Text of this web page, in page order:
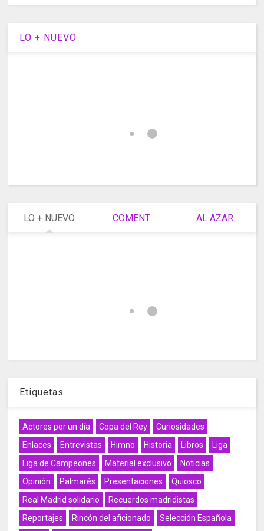
LO + NUEVO
LO + NUEVO COMENT. AL AZAR
Etiquetas
Actores por un día Copa del Rey
Curiosidades
Enlaces
Entrevistas Himno Historia Libros
Liga
Liga de Campeones
Material exclusivo
Noticias
Opinión
Palmarés Presentaciones
Quiosco
Real Madrid solidario
Recuerdos madridistas
Reportajes
Rincón del aficionado
Selección Española